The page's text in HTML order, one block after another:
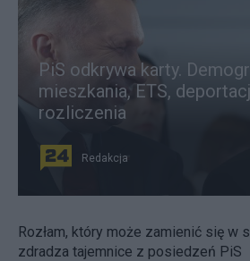
PiS odkrywa karty.
mieszkania, ETS,
rozliczenia
Redakcja
Rozłam, który może zamienić się w
zdradza tajemnice z posiedzeń PiS